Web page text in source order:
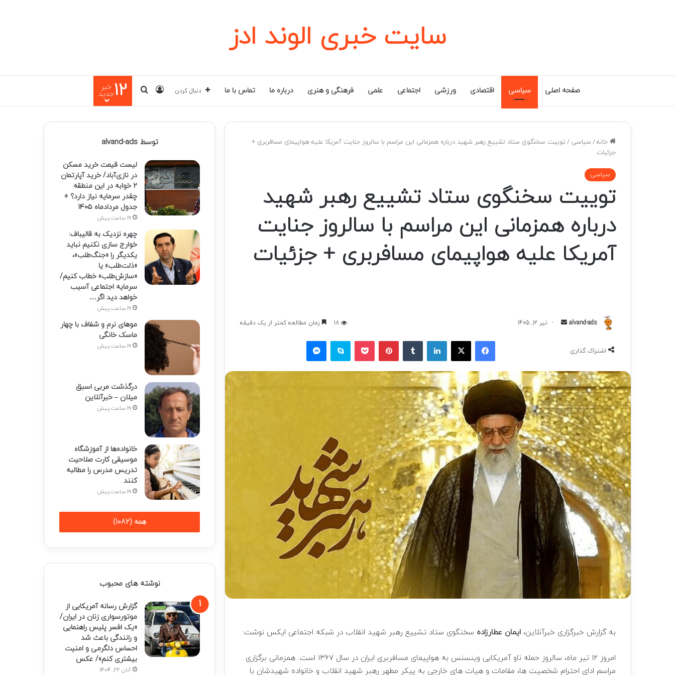
سایت خبری الوند ادز
صفحه اصلی سیاسی اقتصادی ورزشی اجتماعی علمی فرهنگی و هنری درباره ما تماس با ما دنبال کردن ورودجستجو برای
12 خبر
جدید
خانه/ سیاسی / توییت سخنگوی ستاد تشییع رهبر شهید درباره همزمانی این مراسم با سالروز جنایت آمریکا علیه هواپیمای مسافربری +
جزئیات
سیاسی
توییت سخنگوی ستاد تشییع رهبر شهید
درباره همزمانی این مراسم با سالروز جنایت
آمریکا علیه هواپیمای مسافربری + جزئیات
alvand-ads
ارسال تیر 12, 1405 18 زمان مطالعه کمتر از یک دقیقه
اشتراک گذاری
فیسبوکایکس لینکداینتامبلر پینتریستپاکت اسکایپ مسنجر
به گزارش خبرگزاری خبرآنلاین، ایمان عطارزاده سخنگوی ستاد تشییع رهبر شهید انقلاب در شبکه اجتماعی ایکس نوشت:
امروز ۱۲ تیر ماه، سالروز حمله ناو آمریکایی وینسنس به هواپیمای مسافربری ایران در سال ۱۳۶۷ است. همزمانی برگزاری
مراسم ادای احترام شخصیت ها، مقامات و هیات های خارجی به پیکر مطهر رهبر شهید انقلاب و خانواده شهیدشان با
توسط alvand-ads
لیست قیمت خرید مسکن
در نازی‌آباد/ خرید آپارتمان
۲ خوابه در این منطقه
چقدر سرمایه نیاز دارد؟ +
جدول مردادماه ۱۴۰۵
19 ساعت پیش
چهره نزدیک به قالیباف:
خوارج سازی نکنیم نباید
یکدیگر را «جنگ‌طلب»،
«ذلت‌طلب» یا
«سازش‌طلب» خطاب کنیم/
سرمایه اجتماعی آسیب
خواهد دید اگر…
19 ساعت پیش
موهای نرم و شفاف با چهار
ماسک خانگی
19 ساعت پیش
درگذشت مربی اسبق
میلان – خبرآنلاین
19 ساعت پیش
خانواده‌ها از آموزشگاه
موسیقی کارت صلاحیت
تدریس مدرس را مطالبه
کنند
19 ساعت پیش
همه (1082)
نوشته های محبوب
گزارش رسانه آمریکایی از
موتورسواری زنان در ایران/
«یک افسر پلیس راهنمایی
و رانندگی باعث شد
احساس دلگرمی و امنیت
بیشتری کنم»/ عکس
آبان 22, 1404